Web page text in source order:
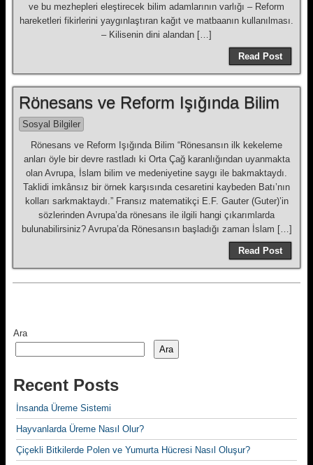
ve bu mezhepleri eleştirecek bilim adamlarının varlığı – Reform
hareketleri fikirlerini yaygınlaştıran kağıt ve matbaanın kullanılması.
– Kilisenin dini alandan […]
Read Post
Rönesans ve Reform Işığında Bilim
Sosyal Bilgiler
Rönesans ve Reform Işığında Bilim “Rönesansın ilk kekeleme
anları öyle bir devre rastladı ki Orta Çağ karanlığından uyanmakta
olan Avrupa, İslam bilim ve medeniyetine saygı ile bakmaktaydı.
Taklidi imkânsız bir örnek karşısında cesaretini kaybeden Batı’nın
kolları sarkmaktaydı.” Fransız matematikçi E.F. Gauter (Guter)’in
sözlerinden Avrupa’da rönesans ile ilgili hangi çıkarımlarda
bulunabilirsiniz? Avrupa’da Rönesansın başladığı zaman İslam […]
Read Post
Ara
Ara
Recent Posts
İnsanda Üreme Sistemi
Hayvanlarda Üreme Nasıl Olur?
Çiçekli Bitkilerde Polen ve Yumurta Hücresi Nasıl Oluşur?